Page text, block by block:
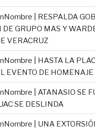
| RESPALDA
DE GRUPO MAS Y
VERACRUZ
| HASTA LA
EVENTO DE HOMENAJE
| ATANASIO SE
SE DESLINDA
| UNA